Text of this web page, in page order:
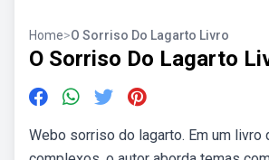
Home>O Sorriso Do Lagarto Livro
O Sorriso Do Lagarto
Webo sorriso do lagarto. Em um livro